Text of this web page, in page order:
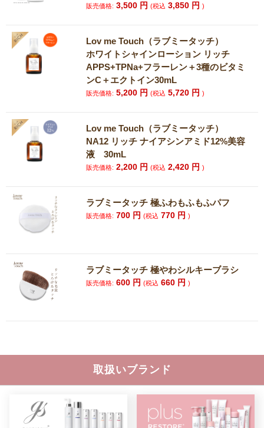
販売価格: 3,500 円(税込 3,850 円)
Lov me Touch（ラブミータッチ）
ホワイトシャインローション リッチ
APPS+TPNa+フラーレン＋3種のビタミ
ンC＋エクトイン30mL
販売価格: 5,200 円(税込 5,720 円)
Lov me Touch（ラブミータッチ）
NA12 リッチ ナイアシンアミド12%美容
液 30mL
販売価格: 2,200 円(税込 2,420 円)
ラブミータッチ 極ふわもふもふパフ
販売価格: 700 円(税込 770 円)
ラブミータッチ 極やわシルキーブラシ
販売価格: 600 円(税込 660 円)
取扱いブランド